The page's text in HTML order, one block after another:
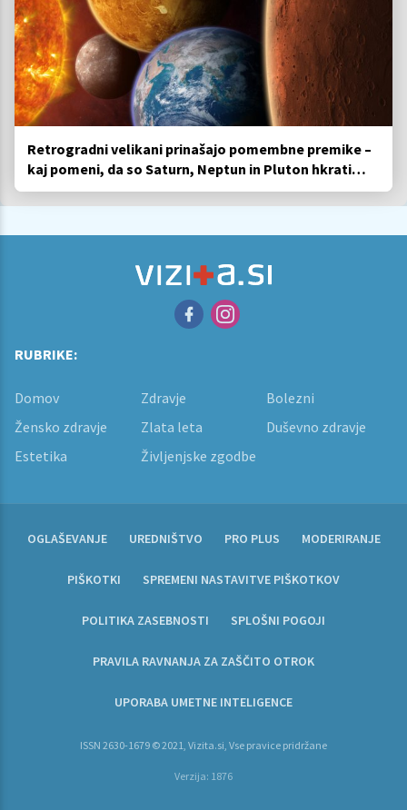
Retrogradni velikani prinašajo pomembne premike –
kaj pomeni, da so Saturn, Neptun in Pluton hkrati
retrogradni?
RUBRIKE:
Domov Zdravje
Bolezni
Žensko zdravje
Zlata leta
Duševno zdravje
Estetika
Življenjske zgodbe
OGLAŠEVANJE UREDNIŠTVO PRO PLUS MODERIRANJE
PIŠKOTKI SPREMENI NASTAVITVE PIŠKOTKOV
POLITIKA ZASEBNOSTI SPLOŠNI POGOJI
PRAVILA RAVNANJA ZA ZAŠČITO OTROK
UPORABA UMETNE INTELIGENCE
ISSN 2630-1679 © 2021, Vizita.si, Vse pravice pridržane
Verzija: 1876